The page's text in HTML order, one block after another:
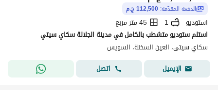
الدفعة المقدّمة: 112,500 ج.م
استوديو 1
45 متر مربع
استلم ستوديو متشطب بالكامل في مدينة الجلالة سكاي سيتي
سكاي سيتى، العين السخنة، السويس
الإيميل
اتصل